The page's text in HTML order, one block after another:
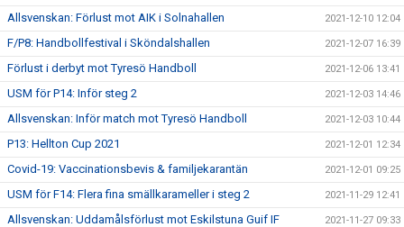
Allsvenskan: Förlust mot AIK i Solnahallen 2021-12-10 12:04
F/P8: Handbollfestival i Sköndalshallen 2021-12-07 16:39
Förlust i derbyt mot Tyresö Handboll 2021-12-06 13:41
USM för P14: Inför steg 2 2021-12-03 14:46
Allsvenskan: Inför match mot Tyresö Handboll 2021-12-03 10:44
P13: Hellton Cup 2021 2021-12-01 12:34
Covid-19: Vaccinationsbevis & familjekarantän 2021-12-01 09:25
USM för F14: Flera fina smällkarameller i steg 2 2021-11-29 12:41
Allsvenskan: Uddamålsförlust mot Eskilstuna Guif IF 2021-11-27 09:33